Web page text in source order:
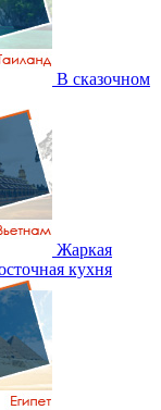
В сказочном
Жаркая
кухня